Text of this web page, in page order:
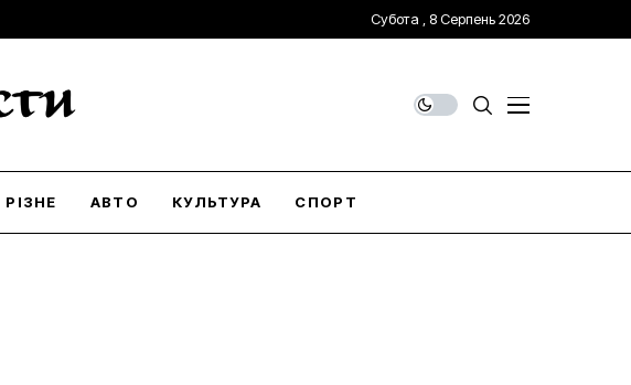
Субота , 8 Серпень 2026
РІЗНЕ АВТО КУЛЬТУРА СПОРТ